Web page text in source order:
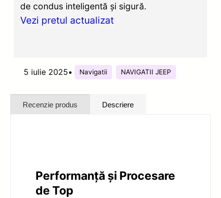
de condus inteligentă și sigură.
Vezi pretul actualizat
5 iulie 2025• Navigatii NAVIGATII JEEP
Recenzie produs Descriere
Performanță și Procesare
de Top